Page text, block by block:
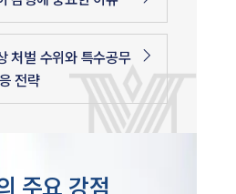
처벌 수위와 특수공무
전략
주요 강점